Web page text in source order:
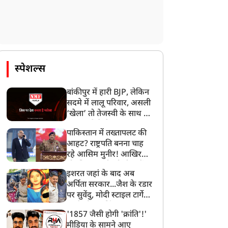
स्पेशल्स
बांकीपुर में हारी BJP, लेकिन
सदमे में लालू परिवार, असली
‘खेला’ तो तेजस्वी के साथ हो
पाकिस्तान में तख्तापलट की
आहट? राष्ट्रपति बनना चाह
रहे आसिम मुनीर! आखिर
बनाया मोहरा?
इशरत जहां के बाद अब
अर्पिता सरकार...जैश के रडार
पर सुवेंदु, मोदी स्टाइल टार्गेट
बड़ा एक्शन!
'1857 जैसी होगी 'क्रांति'!'
मीडिया के सामने आए